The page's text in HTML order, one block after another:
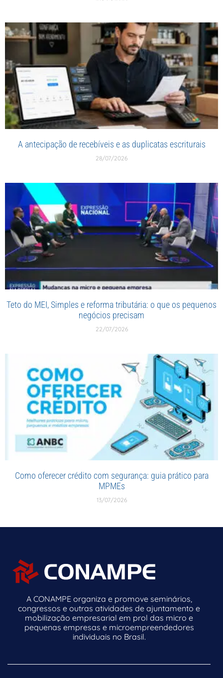
A antecipação de recebíveis e as duplicatas escriturais
28/07/2026
Teto do MEI, Simples e reforma tributária: o que os pequenos
negócios precisam
22/07/2026
Como oferecer crédito com segurança: guia prático para
MPMEs
13/07/2026
A CONAMPE organiza e promove seminários,
congressos e outras atividades de ajuntamento e
mobilização empresarial em prol das micro e
pequenas empresas e microempreendedores
individuais no Brasil.